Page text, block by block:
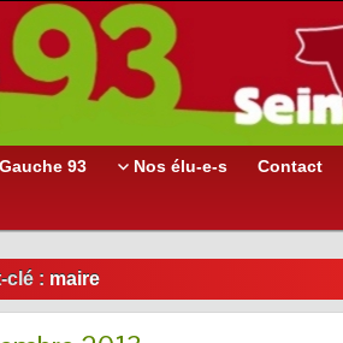
93 Nos élu-e-s Contact
clé : maire